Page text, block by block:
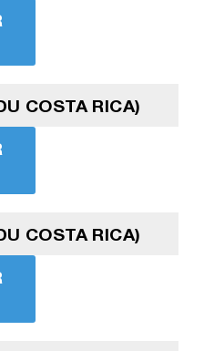
COSTA RICA)
COSTA RICA)